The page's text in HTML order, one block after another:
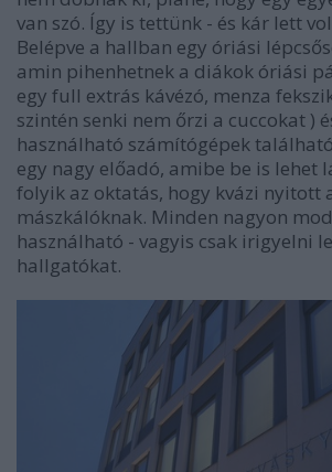
van szó. Így is tettünk - és kár lett
Belépve a hallban egy óriási
amin pihenhetnek a diákok óriási
egy full extrás kávézó, menza
szintén senki nem őrzi a cuccokat )
használható számítógépek
egy nagy előadó, amibe be is lehet
folyik az oktatás, hogy kvázi nyitott
mászkálóknak. Minden nagyon
használható - vagyis csak irigyelni
hallgatókat.